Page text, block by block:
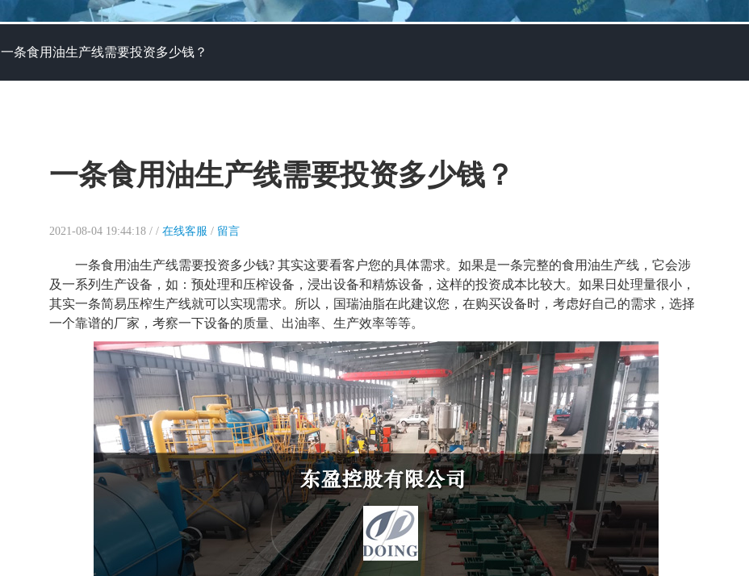
一条食用油生产线需要投资多少钱？
一条食用油生产线需要投资多少钱？
2021-08-04 19:44:18 / / 在线客服 / 留言
一条食用油生产线需要投资多少钱? 其实这要看客户您的具体需求。如果是一条完整的食用油生产线，它会涉
及一系列生产设备，如：预处理和压榨设备，浸出设备和精炼设备，这样的投资成本比较大。如果日处理量很小，
其实一条简易压榨生产线就可以实现需求。所以，国瑞油脂在此建议您，在购买设备时，考虑好自己的需求，选择
一个靠谱的厂家，考察一下设备的质量、出油率、生产效率等等。